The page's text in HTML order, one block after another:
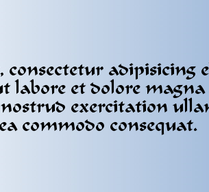
adipisicing
labore et dolore
exercitation
commodo consequat.